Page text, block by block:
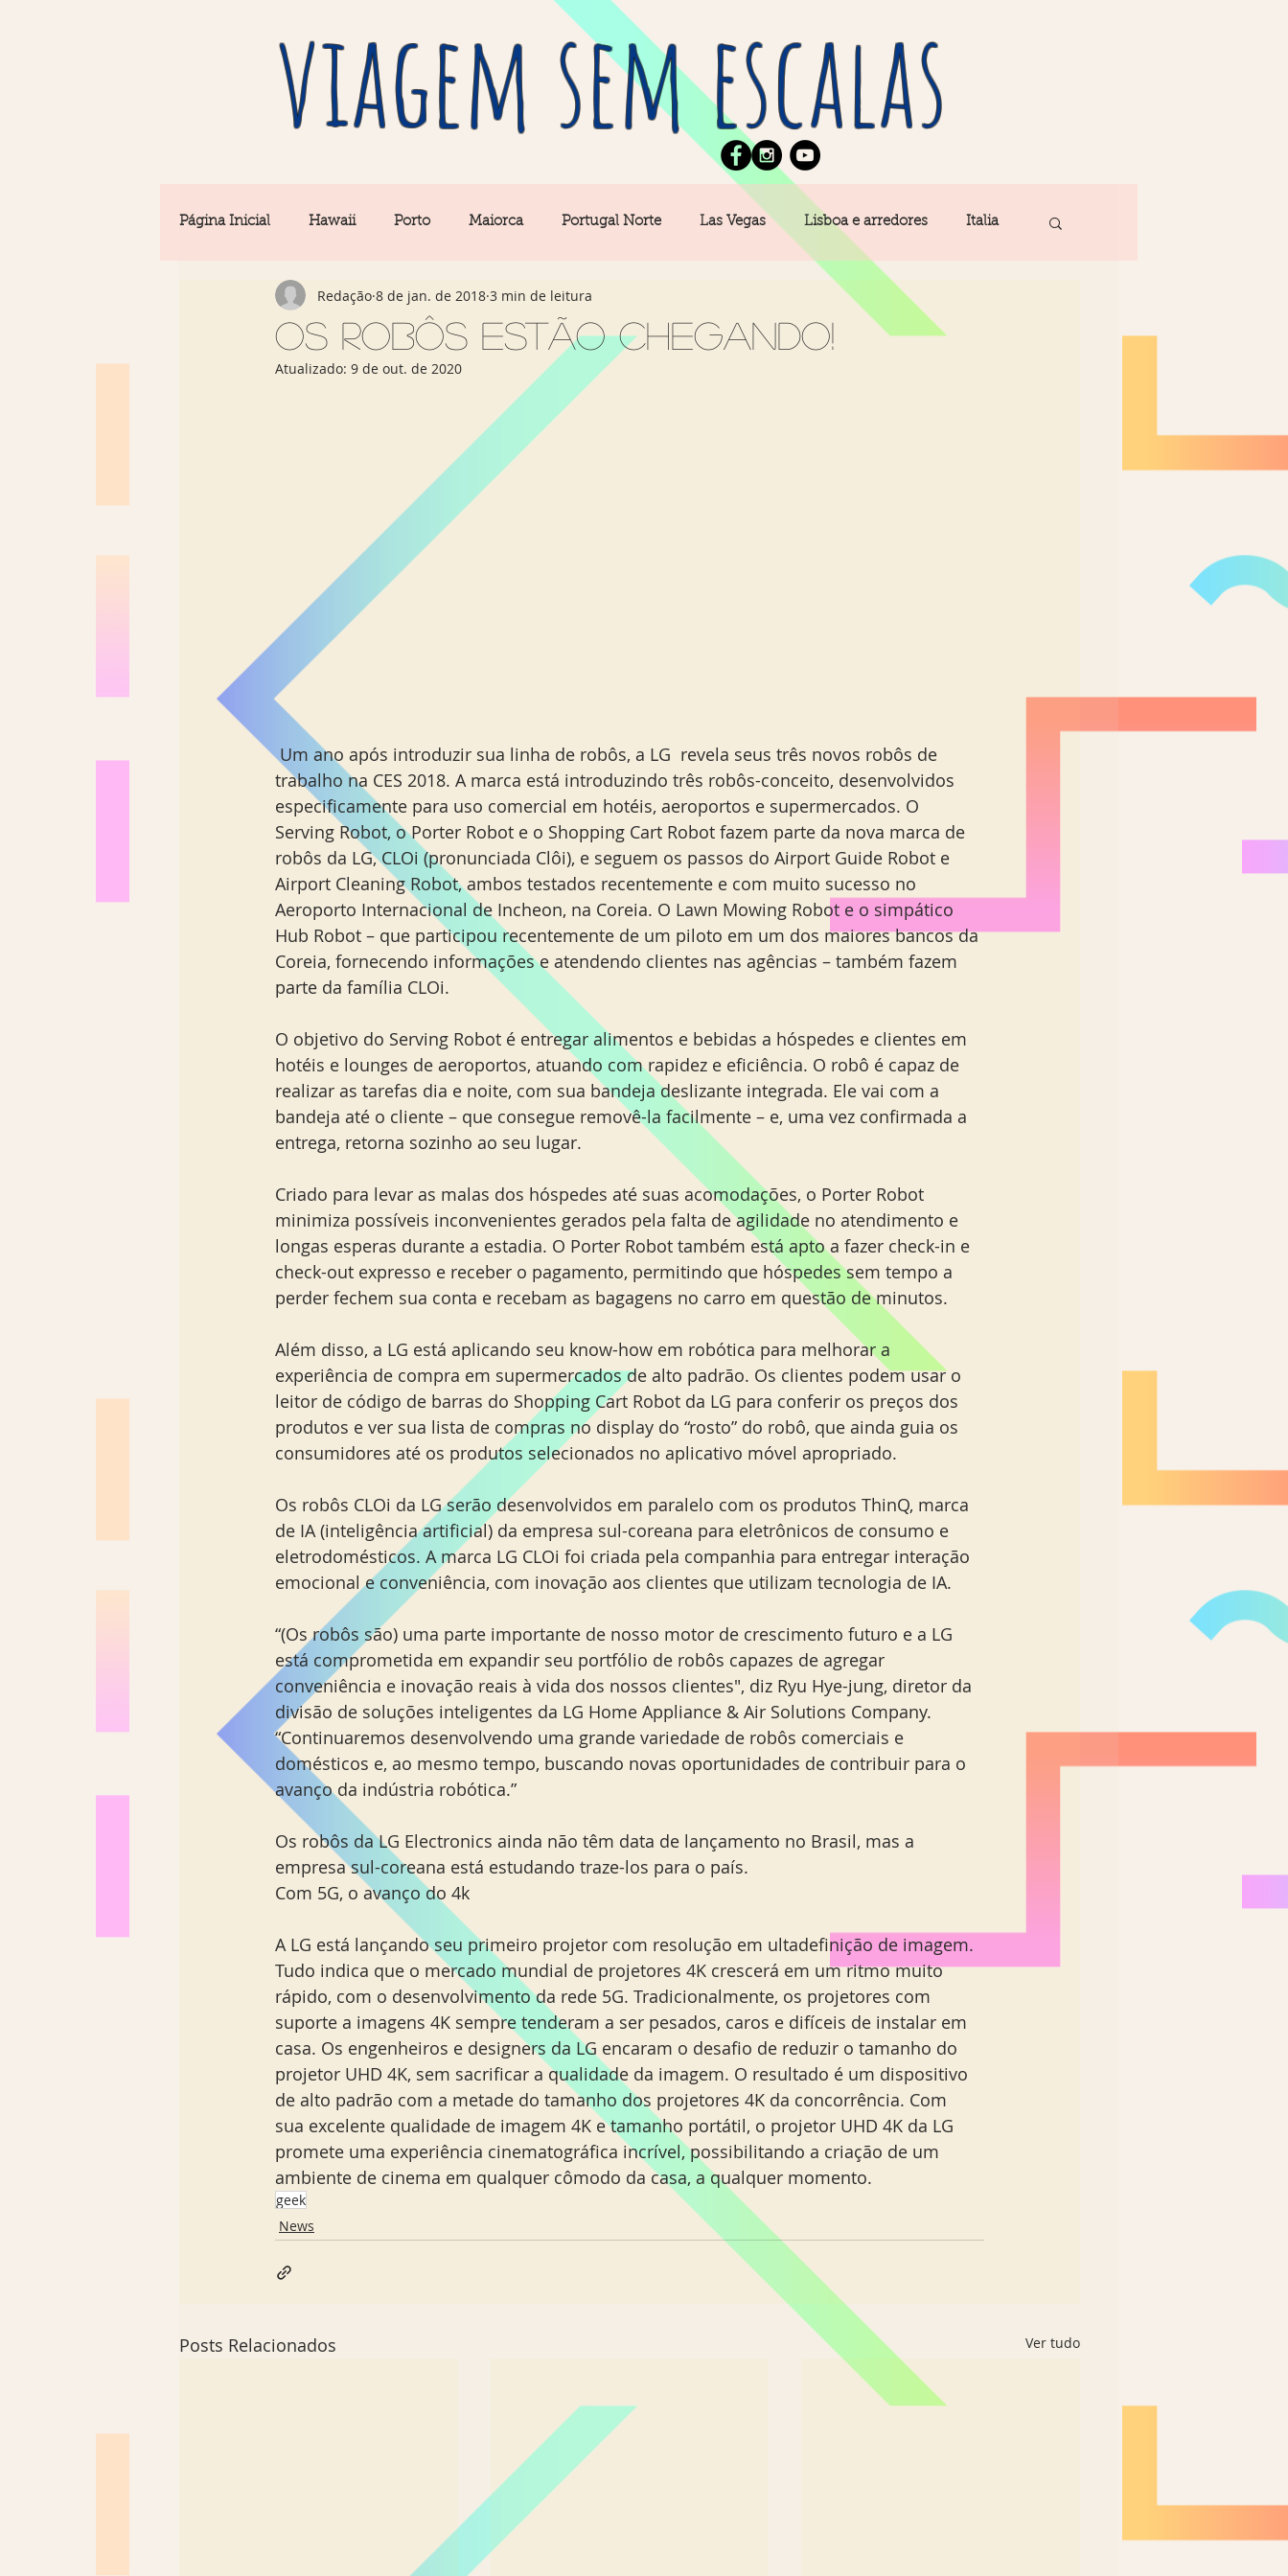
viagem sem escalas
Página Inicial Hawaii Porto Maiorca Portugal Norte Las Vegas Lisboa e arredores Italia
Barcelona Seul Equipe News Berlim
Rio & São Paulo Portugal Central Açores Amsterdam
Miami Orlando
Os robôs estão chegando!
Redação 8 de jan. de 2018 3 min de leitura
Atualizado: 9 de out. de 2020
Um ano após introduzir sua linha de robôs, a LG  revela seus três novos robôs de
trabalho na CES 2018. A marca está introduzindo três robôs-conceito, desenvolvidos
especificamente para uso comercial em hotéis, aeroportos e supermercados. O
Serving Robot, o Porter Robot e o Shopping Cart Robot fazem parte da nova marca de
robôs da LG, CLOi (pronunciada Clôi), e seguem os passos do Airport Guide Robot e
Airport Cleaning Robot, ambos testados recentemente e com muito sucesso no
Aeroporto Internacional de Incheon, na Coreia. O Lawn Mowing Robot e o simpático
Hub Robot – que participou recentemente de um piloto em um dos maiores bancos da
Coreia, fornecendo informações e atendendo clientes nas agências – também fazem
parte da família CLOi.
O objetivo do Serving Robot é entregar alimentos e bebidas a hóspedes e clientes em
hotéis e lounges de aeroportos, atuando com rapidez e eficiência. O robô é capaz de
realizar as tarefas dia e noite, com sua bandeja deslizante integrada. Ele vai com a
bandeja até o cliente – que consegue removê-la facilmente – e, uma vez confirmada a
entrega, retorna sozinho ao seu lugar.
Criado para levar as malas dos hóspedes até suas acomodações, o Porter Robot
minimiza possíveis inconvenientes gerados pela falta de agilidade no atendimento e
longas esperas durante a estadia. O Porter Robot também está apto a fazer check-in e
check-out expresso e receber o pagamento, permitindo que hóspedes sem tempo a
perder fechem sua conta e recebam as bagagens no carro em questão de minutos.
Além disso, a LG está aplicando seu know-how em robótica para melhorar a
experiência de compra em supermercados de alto padrão. Os clientes podem usar o
leitor de código de barras do Shopping Cart Robot da LG para conferir os preços dos
produtos e ver sua lista de compras no display do “rosto” do robô, que ainda guia os
consumidores até os produtos selecionados no aplicativo móvel apropriado.
Os robôs CLOi da LG serão desenvolvidos em paralelo com os produtos ThinQ, marca
de IA (inteligência artificial) da empresa sul-coreana para eletrônicos de consumo e
eletrodomésticos. A marca LG CLOi foi criada pela companhia para entregar interação
emocional e conveniência, com inovação aos clientes que utilizam tecnologia de IA.
“(Os robôs são) uma parte importante de nosso motor de crescimento futuro e a LG
está comprometida em expandir seu portfólio de robôs capazes de agregar
conveniência e inovação reais à vida dos nossos clientes", diz Ryu Hye-jung, diretor da
divisão de soluções inteligentes da LG Home Appliance & Air Solutions Company.
“Continuaremos desenvolvendo uma grande variedade de robôs comerciais e
domésticos e, ao mesmo tempo, buscando novas oportunidades de contribuir para o
avanço da indústria robótica.”
Os robôs da LG Electronics ainda não têm data de lançamento no Brasil, mas a
empresa sul-coreana está estudando traze-los para o país.
Com 5G, o avanço do 4k
A LG está lançando seu primeiro projetor com resolução em ultadefinição de imagem.
Tudo indica que o mercado mundial de projetores 4K crescerá em um ritmo muito
rápido, com o desenvolvimento da rede 5G. Tradicionalmente, os projetores com
suporte a imagens 4K sempre tenderam a ser pesados, caros e difíceis de instalar em
casa. Os engenheiros e designers da LG encaram o desafio de reduzir o tamanho do
projetor UHD 4K, sem sacrificar a qualidade da imagem. O resultado é um dispositivo
de alto padrão com a metade do tamanho dos projetores 4K da concorrência. Com
sua excelente qualidade de imagem 4K e tamanho portátil, o projetor UHD 4K da LG
promete uma experiência cinematográfica incrível, possibilitando a criação de um
ambiente de cinema em qualquer cômodo da casa, a qualquer momento.
geek
News
Posts Relacionados Ver tudo